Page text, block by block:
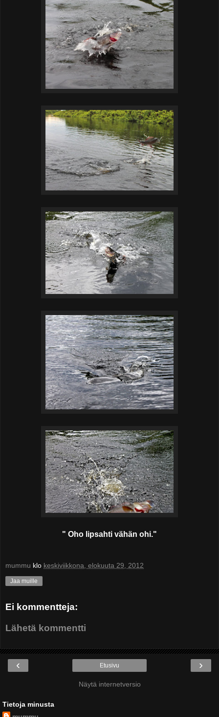
" Oho lipsahti vähän ohi."
mummu klo keskiviikkona, elokuuta 29, 2012
Jaa muille
Ei kommentteja:
Lähetä kommentti
‹ ›
Etusivu
Näytä internetversio
Tietoja minusta